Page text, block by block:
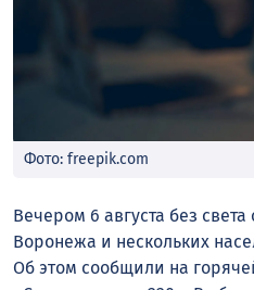
Фото: freepik.com
Вечером 6 августа без
Воронежа и нескольких
Об этом сообщили на